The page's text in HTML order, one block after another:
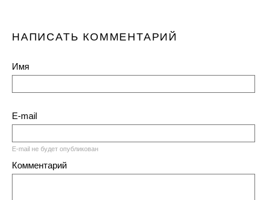
НАПИСАТЬ КОММЕНТАРИЙ
Имя
E-mail
E-mail не будет опубликован
Комментарий